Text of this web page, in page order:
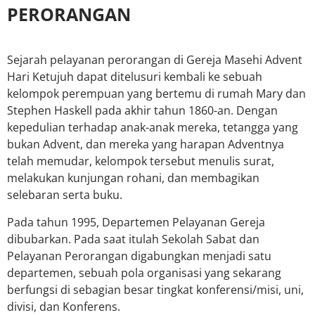
PERORANGAN
Sejarah pelayanan perorangan di Gereja Masehi Advent
Hari Ketujuh dapat ditelusuri kembali ke sebuah
kelompok perempuan yang bertemu di rumah Mary dan
Stephen Haskell pada akhir tahun 1860-an. Dengan
kepedulian terhadap anak-anak mereka, tetangga yang
bukan Advent, dan mereka yang harapan Adventnya
telah memudar, kelompok tersebut menulis surat,
melakukan kunjungan rohani, dan membagikan
selebaran serta buku.
Pada tahun 1995, Departemen Pelayanan Gereja
dibubarkan. Pada saat itulah Sekolah Sabat dan
Pelayanan Perorangan digabungkan menjadi satu
departemen, sebuah pola organisasi yang sekarang
berfungsi di sebagian besar tingkat konferensi/misi, uni,
divisi, dan Konferens.